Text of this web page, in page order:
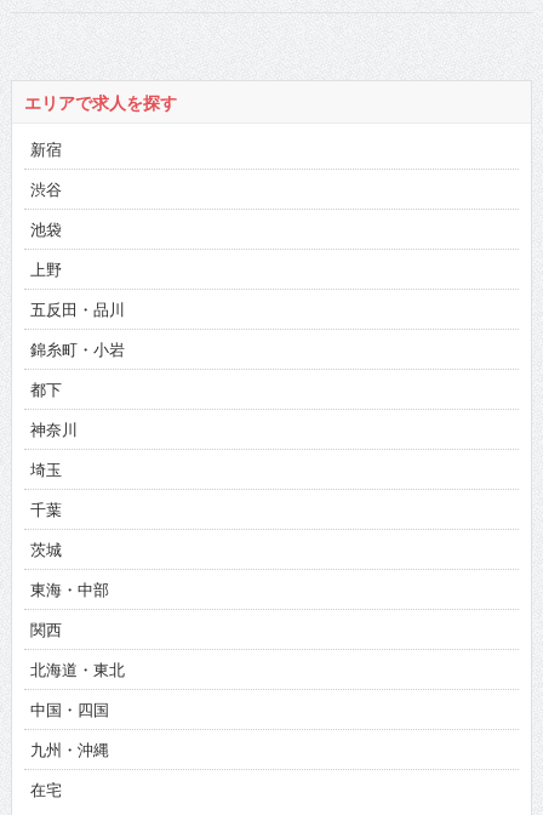
エリアで求人を探す
新宿
渋谷
池袋
上野
五反田・品川
錦糸町・小岩
都下
神奈川
埼玉
千葉
茨城
東海・中部
関西
北海道・東北
中国・四国
九州・沖縄
在宅